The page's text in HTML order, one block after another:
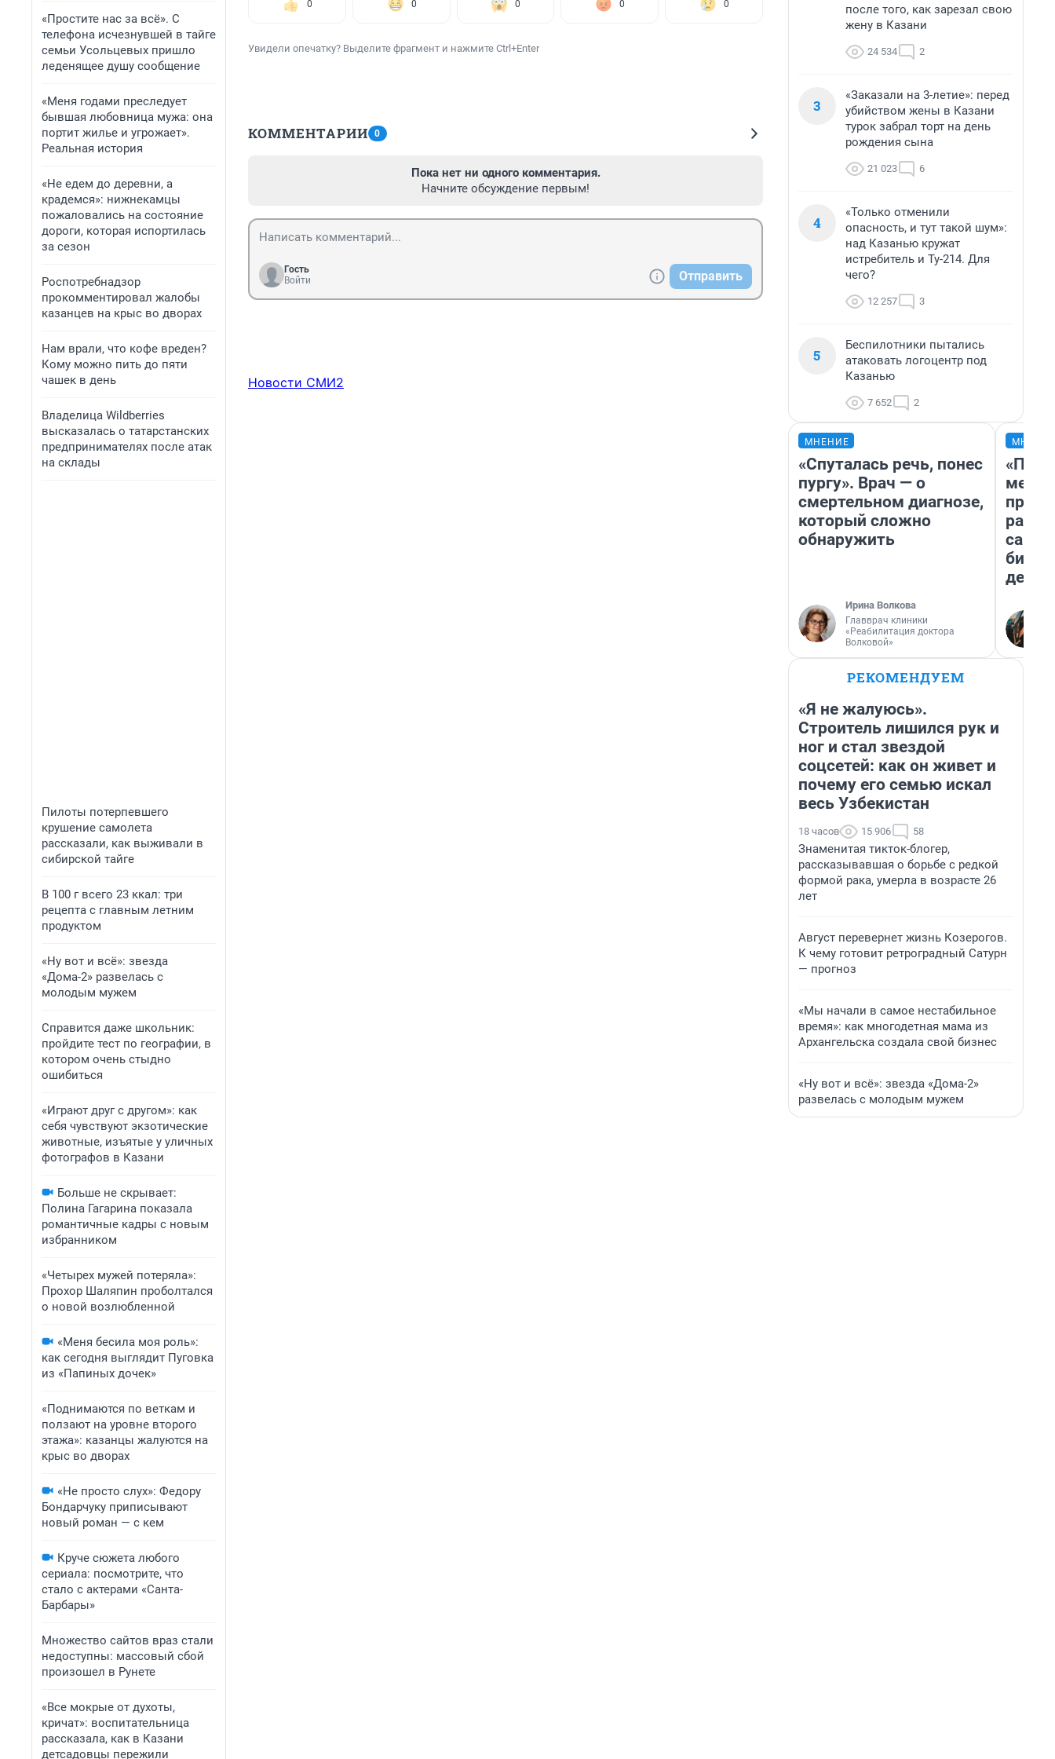
«Простите нас за всё». С
телефона исчезнувшей в тайге
семьи Усольцевых пришло
леденящее душу сообщение
«Меня годами преследует
бывшая любовница мужа: она
портит жилье и угрожает».
Реальная история
«Не едем до деревни, а
крадемся»: нижнекамцы
пожаловались на состояние
дороги, которая испортилась
за сезон
Роспотребнадзор
прокомментировал жалобы
казанцев на крыс во дворах
Нам врали, что кофе вреден?
Кому можно пить до пяти
чашек в день
Владелица Wildberries
высказалась о татарстанских
предпринимателях после атак
на склады
Пилоты потерпевшего
крушение самолета
рассказали, как выживали в
сибирской тайге
В 100 г всего 23 ккал: три
рецепта с главным летним
продуктом
«Ну вот и всё»: звезда
«Дома-2» развелась с
молодым мужем
Справится даже школьник:
пройдите тест по географии, в
котором очень стыдно
ошибиться
«Играют друг с другом»: как
себя чувствуют экзотические
животные, изъятые у уличных
фотографов в Казани
Больше не скрывает:
Полина Гагарина показала
романтичные кадры с новым
избранником
«Четырех мужей потеряла»:
Прохор Шаляпин проболтался
о новой возлюбленной
«Меня бесила моя роль»:
как сегодня выглядит Пуговка
из «Папиных дочек»
«Поднимаются по веткам и
ползают на уровне второго
этажа»: казанцы жалуются на
крыс во дворах
«Не просто слух»: Федору
Бондарчуку приписывают
новый роман — с кем
Круче сюжета любого
сериала: посмотрите, что
стало с актерами «Санта-
Барбары»
Множество сайтов враз стали
недоступны: массовый сбой
произошел в Рунете
«Все мокрые от духоты,
кричат»: воспитательница
рассказала, как в Казани
детсадовцы пережили
0 0 0 0 0
Увидели опечатку? Выделите фрагмент и нажмите Ctrl+Enter
КОММЕНТАРИИ 0
Пока нет ни одного комментария.
Начните обсуждение первым!
Гость
Войти
Отправить
Новости СМИ2
после того, как зарезал свою
жену в Казани
24 534 2
3
«Заказали на 3-летие»: перед
убийством жены в Казани
турок забрал торт на день
рождения сына
21 023 6
4
«Только отменили
опасность, и тут такой шум»:
над Казанью кружат
истребитель и Ту-214. Для
чего?
12 257 3
5
Беспилотники пытались
атаковать логоцентр под
Казанью
7 652 2
МНЕНИЕ
«Спуталась речь, понес
пургу». Врач — о
смертельном диагнозе,
который сложно
обнаружить
Ирина Волкова
Главврач клиники
«Реабилитация доктора
Волковой»
РЕКОМЕНДУЕМ
«Я не жалуюсь».
Строитель лишился рук и
ног и стал звездой
соцсетей: как он живет и
почему его семью искал
весь Узбекистан
18 часов 15 906 58
Знаменитая тикток-блогер,
рассказывавшая о борьбе с редкой
формой рака, умерла в возрасте 26
лет
Август перевернет жизнь Козерогов.
К чему готовит ретроградный Сатурн
— прогноз
«Мы начали в самое нестабильное
время»: как многодетная мама из
Архангельска создала свой бизнес
«Ну вот и всё»: звезда «Дома-2»
развелась с молодым мужем